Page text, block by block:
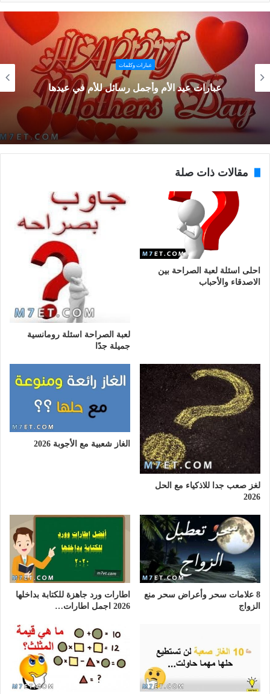
عبارات وكلمات
عبارات عيد الأم وأجمل رسائل للأم في عيدها
مقالات ذات صلة
احلى اسئلة لعبة الصراحة بين
الاصدقاء والأحباب
لعبة الصراحة اسئلة رومانسية
جميلة جدًا
لغز صعب جدا للاذكياء مع الحل
2026
الغاز شعبية مع الأجوبة 2026
8 علامات سحر وأعراض سحر منع
الزواج
اطارات ورد جاهزة للكتابة بداخلها
2026 اجمل اطارات…